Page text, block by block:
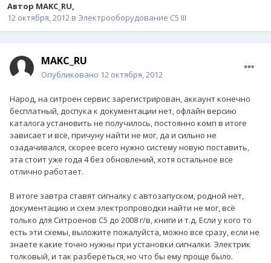
Автор MAKC_RU,
12 октября, 2012 в Электрооборудование C5 III
MAKC_RU
Опубликовано 12 октября, 2012
Народ, на ситроен сервис зарегистрирован, аккаунт конечно
бесплатный, доспука к документации нет, офлайн версию
каталога установить не получилось, постоянно комп в итоге
зависает и всё, причуну найти не мог, да и сильно не
озадачивался, скорее всего нужно систему новую поставить,
эта стоит уже года 4 без обновлений, хотя остальное все
отлично работает.
В итоге завтра ставят сигналку с автозапуском, родной нет,
документацию и схем электропроводки найти не мог, всё
только для Ситроенов С5 до 2008 г/в, книги и т.д. Если у кого то
есть эти схемы, выложите пожалуйста, можно все сразу, если не
знаете какие точно нужны при установки сигналки. Электрик
толковый, и так разберёться, но что бы ему проще было.